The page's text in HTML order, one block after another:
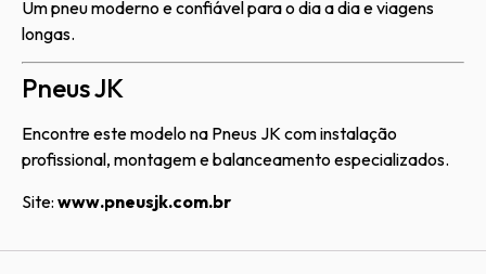
Um pneu moderno e confiável para o dia a dia e viagens
longas.
Pneus JK
Encontre este modelo na Pneus JK com instalação
profissional, montagem e balanceamento especializados.
Site: www.pneusjk.com.br